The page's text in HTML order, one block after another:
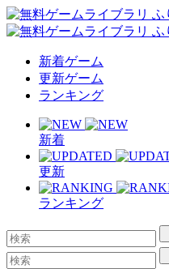
新着ゲーム
更新ゲーム
ランキング
新着
更新
ランキング